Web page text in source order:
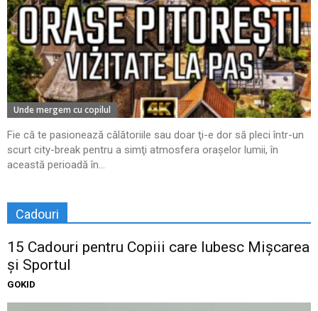
Unde mergem cu copilul
Fie că te pasionează călătoriile sau doar ţi-e dor să pleci într-un
scurt city-break pentru a simţi atmosfera oraşelor lumii, în
această perioadă în...
Cadouri
15 Cadouri pentru Copiii care Iubesc Mișcarea
și Sportul
GOKID